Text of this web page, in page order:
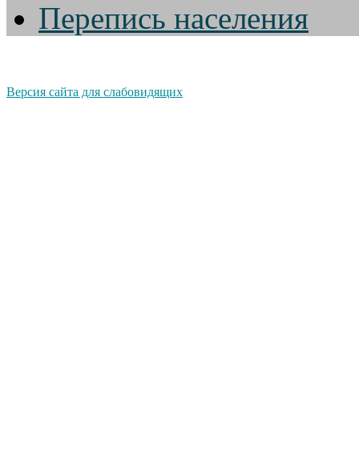
Перепись населения
Версия сайта для слабовидящих